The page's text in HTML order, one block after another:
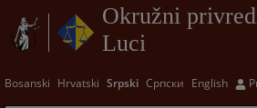
Okružni
Luci
Bosanski Hrvatski Srpski Српски English